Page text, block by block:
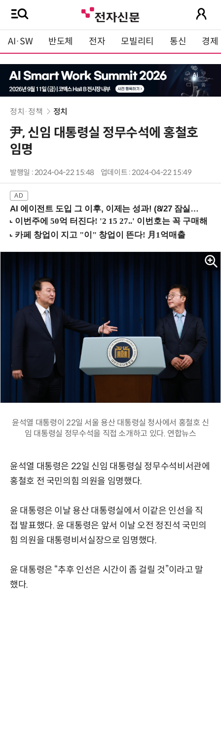
AI·SW 반도체 전자 모빌리티 통신 경제
정치·정책 정치
尹, 신임 대통령실 정무수석에 홍철호
임명
발행일 : 2024-04-22 15:48 업데이트 : 2024-04-22 15:49
AI 에이전트 도입 그 이후, 이제는 성과! (8/27 잠실역)
윤석열 대통령이 22일 서울 용산 대통령실 청사에서 홍철호 신
임 대통령실 정무수석을 직접 소개하고 있다. 연합뉴스
윤석열 대통령은 22일 신임 대통령실 정무수석비서관에
홍철호 전 국민의힘 의원을 임명했다.
윤 대통령은 이날 용산 대통령실에서 이같은 인선을 직
접 발표했다. 윤 대통령은 앞서 이날 오전 정진석 국민의
힘 의원을 대통령비서실장으로 임명했다.
윤 대통령은 “추후 인선은 시간이 좀 걸릴 것”이라고 말
했다.